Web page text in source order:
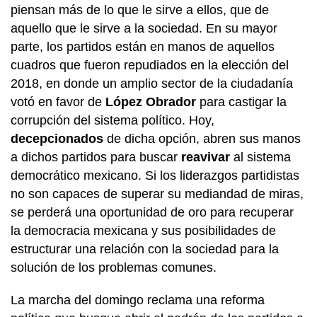
piensan más de lo que le sirve a ellos, que de
aquello que le sirve a la sociedad. En su mayor
parte, los partidos están en manos de aquellos
cuadros que fueron repudiados en la elección del
2018, en donde un amplio sector de la ciudadanía
votó en favor de López Obrador para castigar la
corrupción del sistema político. Hoy,
decepcionados de dicha opción, abren sus manos
a dichos partidos para buscar reavivar al sistema
democrático mexicano. Si los liderazgos partidistas
no son capaces de superar su mediandad de miras,
se perderá una oportunidad de oro para recuperar
la democracia mexicana y sus posibilidades de
estructurar una relación con la sociedad para la
solución de los problemas comunes.
La marcha del domingo reclama una reforma